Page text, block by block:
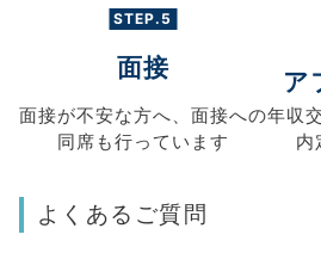
STEP.5
面接
面接が不安な方へ、 面接への
同席も行っています
ア
年収
内
よくあるご質問